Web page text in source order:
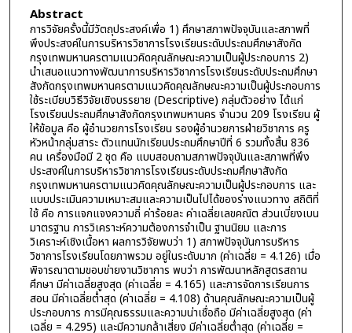
Abstract
การวิจัยครั้งนี้มีวัตถุประสงค์เพื่อ 1) ศึกษาสภาพปัจจุบันและสภาพที่
พึงประสงค์ในการบริหารวิชาการโรงเรียนระดับประถมศึกษาสังกัด
กรุงเทพมหานครตามแนวคิดคุณลักษณะความเป็นผู้ประกอบการ 2)
นำเสนอแนวทางพัฒนาการบริหารวิชาการโรงเรียนระดับประถมศึกษา
สังกัดกรุงเทพมหานครตามแนวคิดคุณลักษณะความเป็นผู้ประกอบการ
ใช้ระเบียบวิธีวิจัยเชิงบรรยาย (Descriptive) กลุ่มตัวอย่าง ได้แก่
โรงเรียนประถมศึกษาสังกัดกรุงเทพมหานคร จำนวน 209 โรงเรียน ผู้
ให้ข้อมูล คือ ผู้อำนวยการโรงเรียน รองผู้อำนวยการฝ่ายวิชาการ ครู
หัวหน้ากลุ่มสาระ ตัวแทนนักเรียนประถมศึกษาปีที่ 6 รวมทั้งสิ้น 836
คน เครื่องมือมี 2 ชุด คือ แบบสอบถามสภาพปัจจุบันและสภาพที่พึง
ประสงค์ในการบริหารวิชาการโรงเรียนระดับประถมศึกษาสังกัด
กรุงเทพมหานครตามแนวคิดคุณลักษณะความเป็นผู้ประกอบการ และ
แบบประเมินความเหมาะสมและความเป็นไปได้ของร่างแนวทาง สถิติที่
ใช้ คือ การแจกแจงความถี่ ค่าร้อยละ ค่าเฉลี่ยเลขคณิต ส่วนเบี่ยงเบน
มาตรฐาน การวิเคราะห์ความต้องการจำเป็น ฐานนิยม และการ
วิเคราะห์เชิงเนื้อหา ผลการวิจัยพบว่า 1) สภาพปัจจุบันการบริหาร
วิชาการโรงเรียนโดยภาพรวม อยู่ในระดับมาก (ค่าเฉลี่ย = 4.126) เมื่อ
พิจารณาตามขอบข่ายงานวิชาการ พบว่า การพัฒนาหลักสูตรสถาน
ศึกษา มีค่าเฉลี่ยสูงสุด (ค่าเฉลี่ย = 4.165) และการจัดการเรียนการ
สอน มีค่าเฉลี่ยต่ำสุด (ค่าเฉลี่ย = 4.108) ด้านคุณลักษณะความเป็นผู้
ประกอบการ การมีคุณธรรมและความน่าเชื่อถือ มีค่าเฉลี่ยสูงสุด (ค่า
เฉลี่ย = 4.295) และมีความกล้าเสี่ยง มีค่าเฉลี่ยต่ำสุด (ค่าเฉลี่ย =